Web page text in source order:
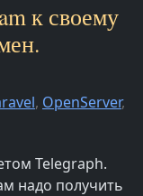
к своему
, OpenServer,
Telegraph.
надо получить